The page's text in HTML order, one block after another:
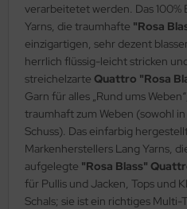
verarbeitetet werden. Das 100%
Yarns, die traumhafte "Rosa
einzigartigen, sehr dezent
herrlich flüssig-leicht stricken
streichelzarte Quattro "Rosa
Garn für alles „Rund ums
traumhaft zum Weben (sowohl
Schuss). Das einfarbig
Markenherstellers Lang Yarns,
aufgelegte "Rosa Blass"
für Pullis und Jacken, Tops und
Schals; sie ist ein richtiges Multi-